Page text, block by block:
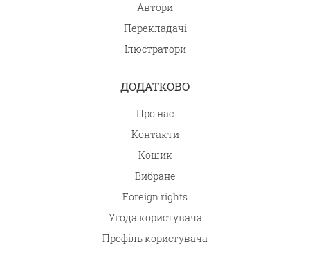
Автори
Перекладачі
Ілюстратори
ДОДАТКОВО
Про нас
Контакти
Кошик
Вибране
Foreign rights
Угода користувача
Профіль користувача